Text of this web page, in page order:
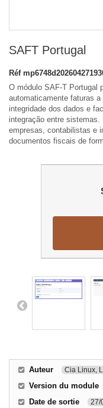
SAFT Portugal
Réf
O módulo SAF-T Portugal
automaticamente faturas
integridade dos dados e
integração entre
empresas, contabilistas e
documentos fiscais de
Auteur Cia Linux,
Version du module
Date de sortie 27/